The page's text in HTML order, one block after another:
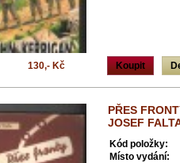
Koupit
130,- Kč
PŘES
JOSEF
Kód položky:
Místo vydání: